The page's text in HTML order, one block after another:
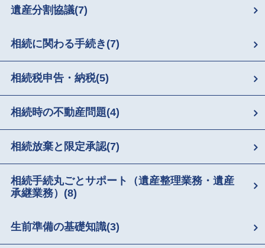
遺産分割協議(7)
相続に関わる手続き (7)
相続税申告・納税(5)
相続時の不動産問題(4)
相続放棄と限定承認(7)
相続手続丸ごとサポート（遺産整理業務・遺産
承継業務） (8)
生前準備の基礎知識(3)